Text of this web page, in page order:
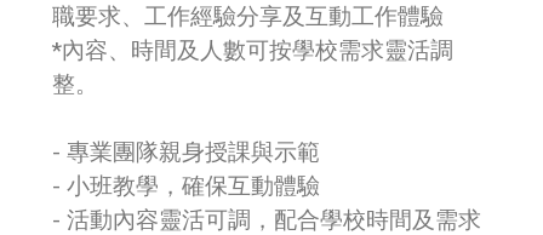
職要求、工作經驗分享及互動工作體驗
*內容、時間及人數可按學校需求靈活調
整。
- 專業團隊親身授課與示範
- 小班教學，確保互動體驗
- 活動內容靈活可調，配合學校時間及需求